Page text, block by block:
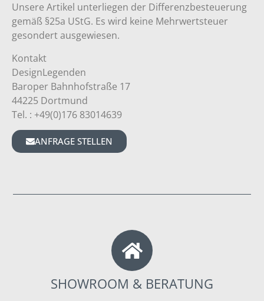
Unsere Artikel unterliegen der Differenzbesteuerung
gemäß §25a UStG. Es wird keine Mehrwertsteuer
gesondert ausgewiesen.
Kontakt
DesignLegenden
Baroper Bahnhofstraße 17
44225 Dortmund
Tel. : +49(0)176 83014639
ANFRAGE STELLEN
SHOWROOM & BERATUNG